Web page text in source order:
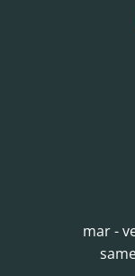
mar -